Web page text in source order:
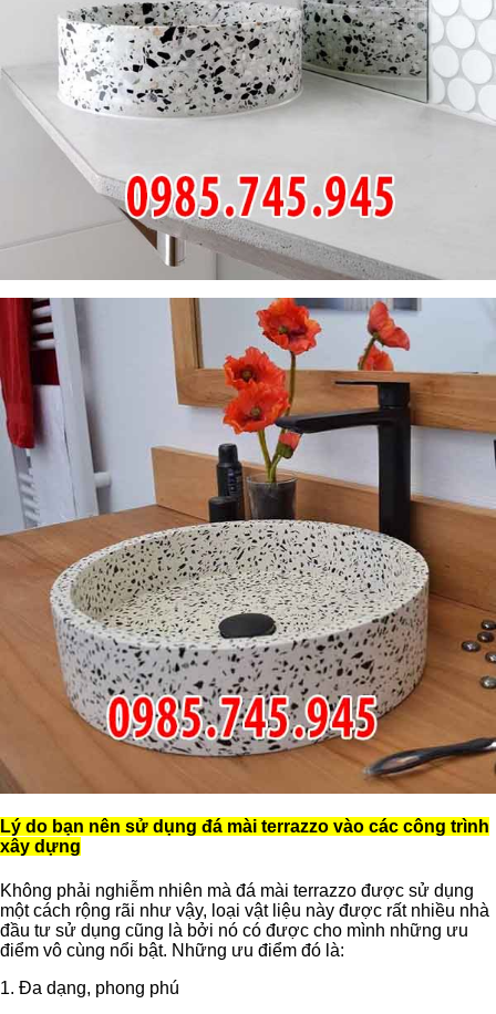
Lý do bạn nên sử dụng đá mài terrazzo vào các công trình
xây dựng
Không phải nghiễm nhiên mà đá mài terrazzo được sử dụng
một cách rộng rãi như vậy, loại vật liệu này được rất nhiều nhà
đầu tư sử dụng cũng là bởi nó có được cho mình những ưu
điểm vô cùng nổi bật. Những ưu điểm đó là:
1. Đa dạng, phong phú